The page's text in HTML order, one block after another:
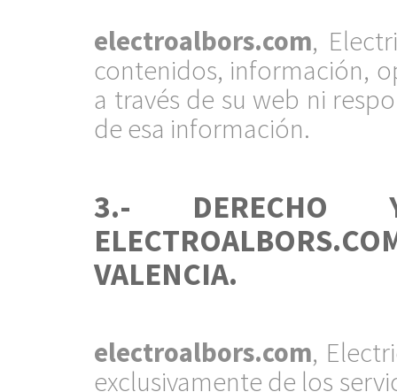
electroalbors.com,
contenidos, información,
a través de su web ni
de esa información.
3.- DERECHO
VALENCIA.
electroalbors.com,
exclusivamente de los